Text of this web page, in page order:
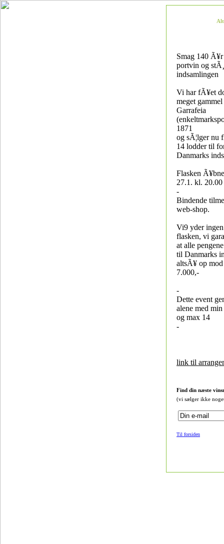
Smag 140
portvin og
indsamlingen
Vi har fÃ¥et
meget
Garrafeia
1871
og sÃ¦lger nu
14 lodder til
Danmarks
Flasken
27.1. kl. 20.00
-
Bindende
web-shop.
Vi9 yder
flasken, vi
at alle
til Danmarks
altsÃ¥ op
7.000,-
-
Dette event
alene med
og max 14
-
link til
Find din næste
(vi sælger ikke
Til forsiden